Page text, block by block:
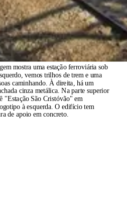
mostra uma estação ferroviária sob
vemos trilhos de trem e uma
caminhando. À direita, há um
cinza metálica. Na parte superior
"Estação São Cristóvão" em
à esquerda. O edifício tem
de apoio em concreto.